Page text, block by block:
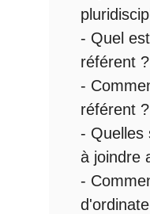
- Quel
référent ?
-
référent ?
- Quelles
à joindre
-